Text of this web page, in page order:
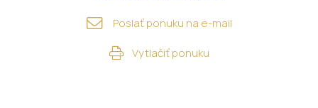
Poslať ponuku na e-mail
Vytlačiť ponuku